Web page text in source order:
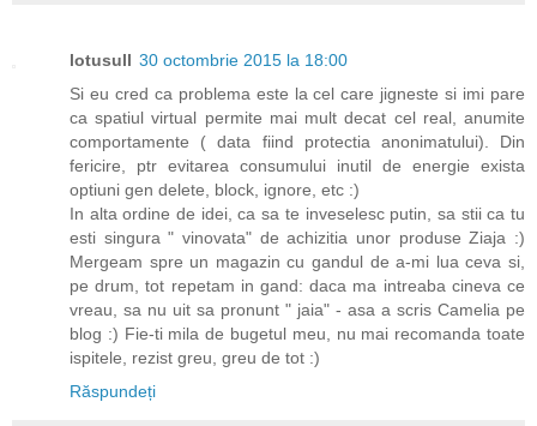
lotusull 30 octombrie 2015 la 18:00
Si eu cred ca problema este la cel care jigneste si imi pare
ca spatiul virtual permite mai mult decat cel real, anumite
comportamente ( data fiind protectia anonimatului). Din
fericire, ptr evitarea consumului inutil de energie exista
optiuni gen delete, block, ignore, etc :)
In alta ordine de idei, ca sa te inveselesc putin, sa stii ca tu
esti singura " vinovata" de achizitia unor produse Ziaja :)
Mergeam spre un magazin cu gandul de a-mi lua ceva si,
pe drum, tot repetam in gand: daca ma intreaba cineva ce
vreau, sa nu uit sa pronunt " jaia" - asa a scris Camelia pe
blog :) Fie-ti mila de bugetul meu, nu mai recomanda toate
ispitele, rezist greu, greu de tot :)
Răspundeți